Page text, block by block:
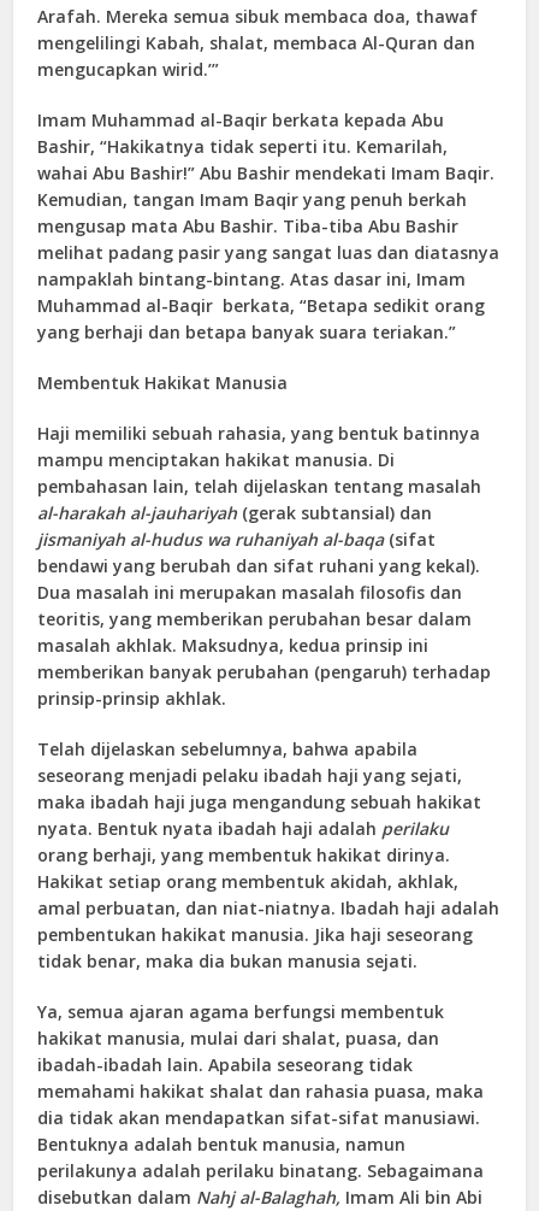
Arafah. Mereka semua sibuk membaca doa, thawaf
mengelilingi Kabah, shalat, membaca Al-Quran dan
mengucapkan wirid.’”
Imam Muhammad al-Baqir berkata kepada Abu
Bashir, “Hakikatnya tidak seperti itu. Kemarilah,
wahai Abu Bashir!” Abu Bashir mendekati Imam Baqir.
Kemudian, tangan Imam Baqir yang penuh berkah
mengusap mata Abu Bashir. Tiba-tiba Abu Bashir
melihat padang pasir yang sangat luas dan diatasnya
nampaklah bintang-bintang. Atas dasar ini, Imam
Muhammad al-Baqir berkata, “Betapa sedikit orang
yang berhaji dan betapa banyak suara teriakan.”
Membentuk Hakikat Manusia
Haji memiliki sebuah rahasia, yang bentuk batinnya
mampu menciptakan hakikat manusia. Di
pembahasan lain, telah dijelaskan tentang masalah
al-harakah al-jauhariyah (gerak subtansial) dan
jismaniyah al-hudus wa ruhaniyah al-baqa (sifat
bendawi yang berubah dan sifat ruhani yang kekal).
Dua masalah ini merupakan masalah filosofis dan
teoritis, yang memberikan perubahan besar dalam
masalah akhlak. Maksudnya, kedua prinsip ini
memberikan banyak perubahan (pengaruh) terhadap
prinsip-prinsip akhlak.
Telah dijelaskan sebelumnya, bahwa apabila
seseorang menjadi pelaku ibadah haji yang sejati,
maka ibadah haji juga mengandung sebuah hakikat
nyata. Bentuk nyata ibadah haji adalah perilaku
orang berhaji, yang membentuk hakikat dirinya.
Hakikat setiap orang membentuk akidah, akhlak,
amal perbuatan, dan niat-niatnya. Ibadah haji adalah
pembentukan hakikat manusia. Jika haji seseorang
tidak benar, maka dia bukan manusia sejati.
Ya, semua ajaran agama berfungsi membentuk
hakikat manusia, mulai dari shalat, puasa, dan
ibadah-ibadah lain. Apabila seseorang tidak
memahami hakikat shalat dan rahasia puasa, maka
dia tidak akan mendapatkan sifat-sifat manusiawi.
Bentuknya adalah bentuk manusia, namun
perilakunya adalah perilaku binatang. Sebagaimana
disebutkan dalam Nahj al-Balaghah, Imam Ali bin Abi